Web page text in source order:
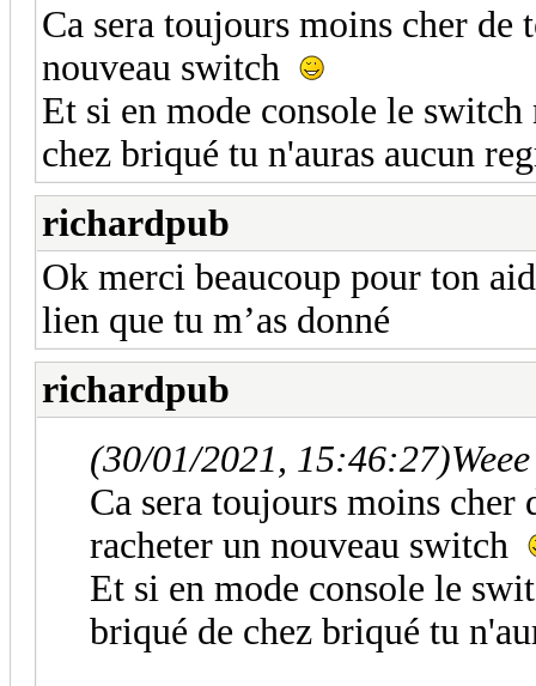
Ca sera toujours moins cher de
nouveau switch
Et si en mode console le
chez briqué tu n'auras aucun
richardpub
Ok merci beaucoup pour ton
lien que tu m’as donné
richardpub
(30/01/2021, 15:46:27)
Ca sera toujours moins cher
racheter un nouveau switch
Et si en mode console le
briqué de chez briqué tu